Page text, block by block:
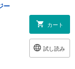
ー
カート
試し読み